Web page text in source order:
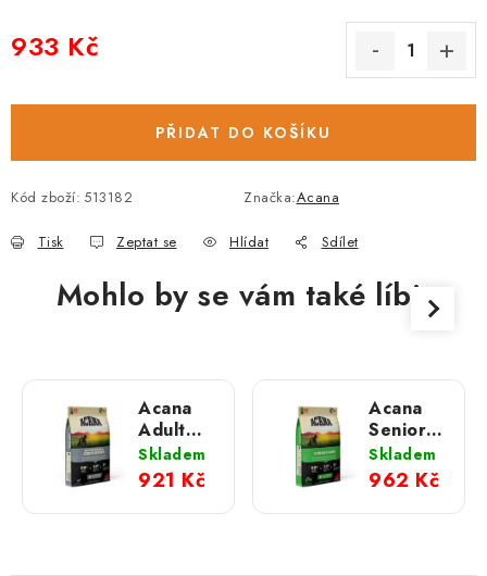
933 Kč
PŘIDAT DO KOŠÍKU
Kód zboží: 513182 Značka:Acana
Tisk Zeptat se Hlídat Sdílet
Mohlo by se vám také líbit
Acana
Adult
Small
Breed;
6 kg
Skladem
921 Kč
Acana
Senior;
6 kg
Skladem
962 Kč